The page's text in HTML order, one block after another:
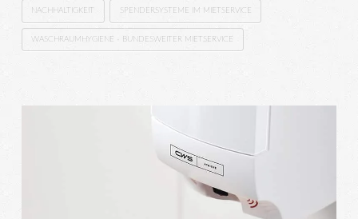
NACHHALTIGKEIT SPENDERSYSTEME IM MIETSERVICE
WASCHRAUMHYGIENE - BUNDESWEITER MIETSERVICE